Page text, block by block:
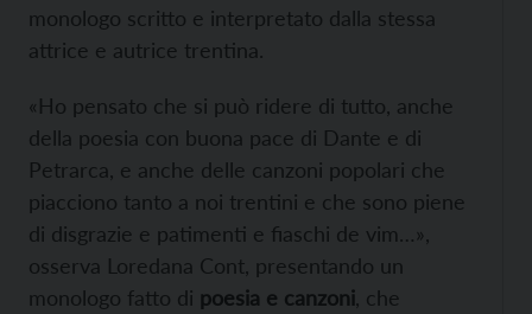
monologo scritto e interpretato dalla stessa
attrice e autrice trentina.
«Ho pensato che si può ridere di tutto, anche
della poesia con buona pace di Dante e di
Petrarca, e anche delle canzoni popolari che
piacciono tanto a noi trentini e che sono piene
di disgrazie e patimenti e fiaschi de vim…»,
osserva Loredana Cont, presentando un
monologo fatto di poesia e canzoni , che